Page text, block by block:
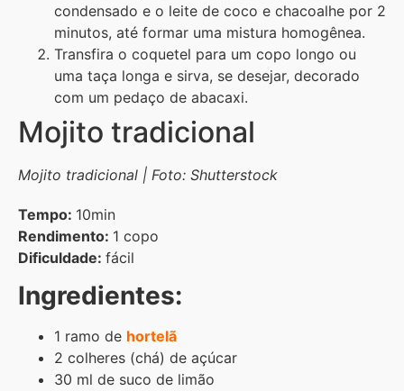
condensado e o leite de coco e chacoalhe por 2
minutos, até formar uma mistura homogênea.
Transfira o coquetel para um copo longo ou
uma taça longa e sirva, se desejar, decorado
com um pedaço de abacaxi.
Mojito tradicional
Mojito tradicional | Foto: Shutterstock
Tempo: 10min
Rendimento: 1 copo
Dificuldade: fácil
Ingredientes:
1 ramo de hortelã
2 colheres (chá) de açúcar
30 ml de suco de limão